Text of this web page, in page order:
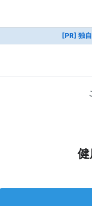
[PR] 独